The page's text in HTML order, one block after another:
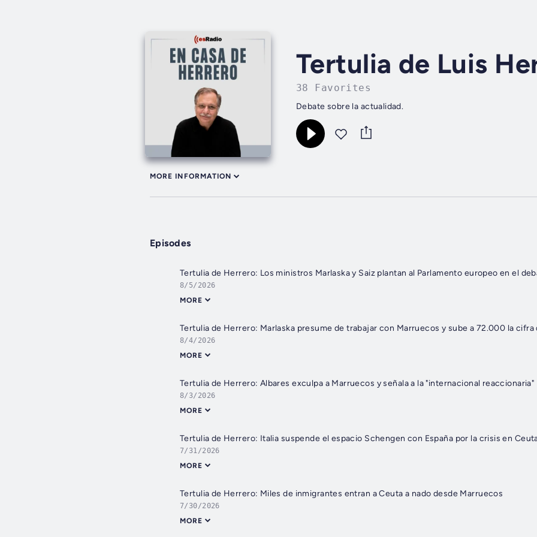
Tertulia de Luis
38 Favorites
Debate sobre la actualidad.
MORE INFORMATION
Episodes
Tertulia de Herrero: Los ministros Marlaska y Saiz plantan al Parlamento europeo en el
8/5/2026
MORE
Tertulia de Herrero: Marlaska presume de trabajar con Marruecos y sube a 72.000 la cifra
8/4/2026
MORE
Tertulia de Herrero: Albares exculpa a Marruecos y señala a la "internacional reaccionaria"
8/3/2026
MORE
Tertulia de Herrero: Italia suspende el espacio Schengen con España por la crisis en
7/31/2026
MORE
Tertulia de Herrero: Miles de inmigrantes entran a Ceuta a nado desde Marruecos
7/30/2026
MORE